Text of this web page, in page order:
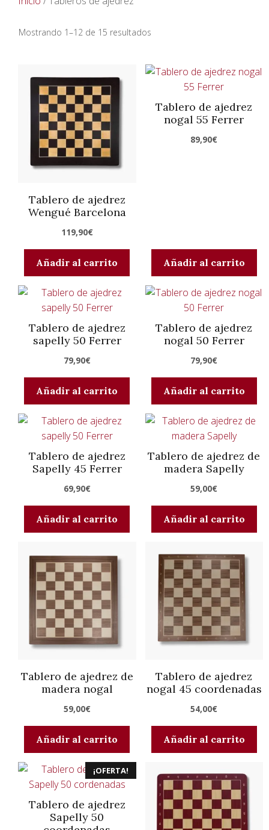
Mostrando 1–12 de 15 resultados
precio:
alto
bajo
Tablero de ajedrez
Wengué Barcelona
119,90€
Añadir al carrito
Tablero de ajedrez
nogal 55 Ferrer
89,90€
Añadir al carrito
Tablero de ajedrez
sapelly 50 Ferrer
79,90€
Añadir al carrito
Tablero de ajedrez
nogal 50 Ferrer
79,90€
Añadir al carrito
Tablero de ajedrez
Sapelly 45 Ferrer
69,90€
Añadir al carrito
Tablero de ajedrez de
madera Sapelly
59,00€
Añadir al carrito
Tablero de ajedrez de
madera nogal
59,00€
Añadir al carrito
Tablero de ajedrez
nogal 45 coordenadas
54,00€
Añadir al carrito
¡OFERTA!
Tablero de ajedrez
Sapelly 50